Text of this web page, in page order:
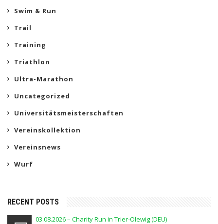
Swim & Run
Trail
Training
Triathlon
Ultra-Marathon
Uncategorized
Universitätsmeisterschaften
Vereinskollektion
Vereinsnews
Wurf
RECENT POSTS
03.08.2026 – Charity Run in Trier-Olewig (DEU)